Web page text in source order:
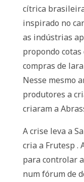
cítrica
inspirado no
as indústrias
propondo
compras de
Nesse mesmo
produtores a
criaram a
A crise leva a
cria a Frutesp .
para controlar
num fórum de